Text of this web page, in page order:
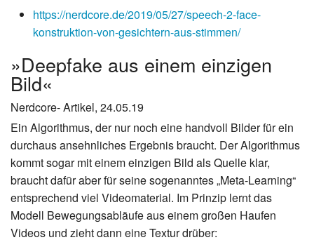
https://nerdcore.de/2019/05/27/speech-2-face-
konstruktion-von-gesichtern-aus-stimmen/
»Deepfake aus einem einzigen
Bild«
Nerdcore- Artikel, 24.05.19
Ein Algorithmus, der nur noch eine handvoll Bilder für ein
durchaus ansehnliches Ergebnis braucht. Der Algorithmus
kommt sogar mit einem einzigen Bild als Quelle klar,
braucht dafür aber für seine sogenanntes „Meta-Learning“
entsprechend viel Videomaterial. Im Prinzip lernt das
Modell Bewegungsabläufe aus einem großen Haufen
Videos und zieht dann eine Textur drüber: